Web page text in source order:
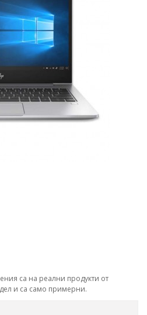
са на реални продукти от
и са само примерни.